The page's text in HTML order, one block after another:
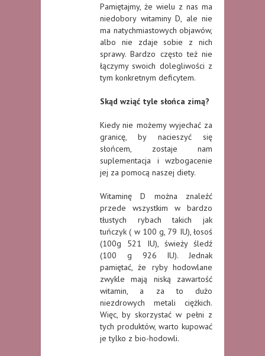
Pamiętajmy, że wielu z nas ma
niedobory witaminy D, ale nie
ma natychmiastowych objawów,
albo nie zdaje sobie z nich
sprawy. Bardzo często też nie
łączymy swoich dolegliwości z
tym konkretnym deficytem.
Skąd wziąć tyle słońca zimą?
Kiedy nie możemy wyjechać za
granicę, by nacieszyć się
słońcem, zostaje nam
suplementacja i wzbogacenie
jej za pomocą naszej diety.
Witaminę D można znaleźć
przede wszystkim w bardzo
tłustych rybach takich jak
tuńczyk ( w 100 g, 79 IU), łosoś
(100g 521 IU), świeży śledź
(100 g 926 IU). Jednak
pamiętać, że ryby hodowlane
zwykle mają niską zawartość
witamin, a za to dużo
niezdrowych metali ciężkich.
Więc, by skorzystać w pełni z
tych produktów, warto kupować
je tylko z bio-hodowli.